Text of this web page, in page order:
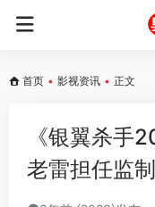
首页 • 影视资讯 • 正文
《银翼杀手
老雷担任监制